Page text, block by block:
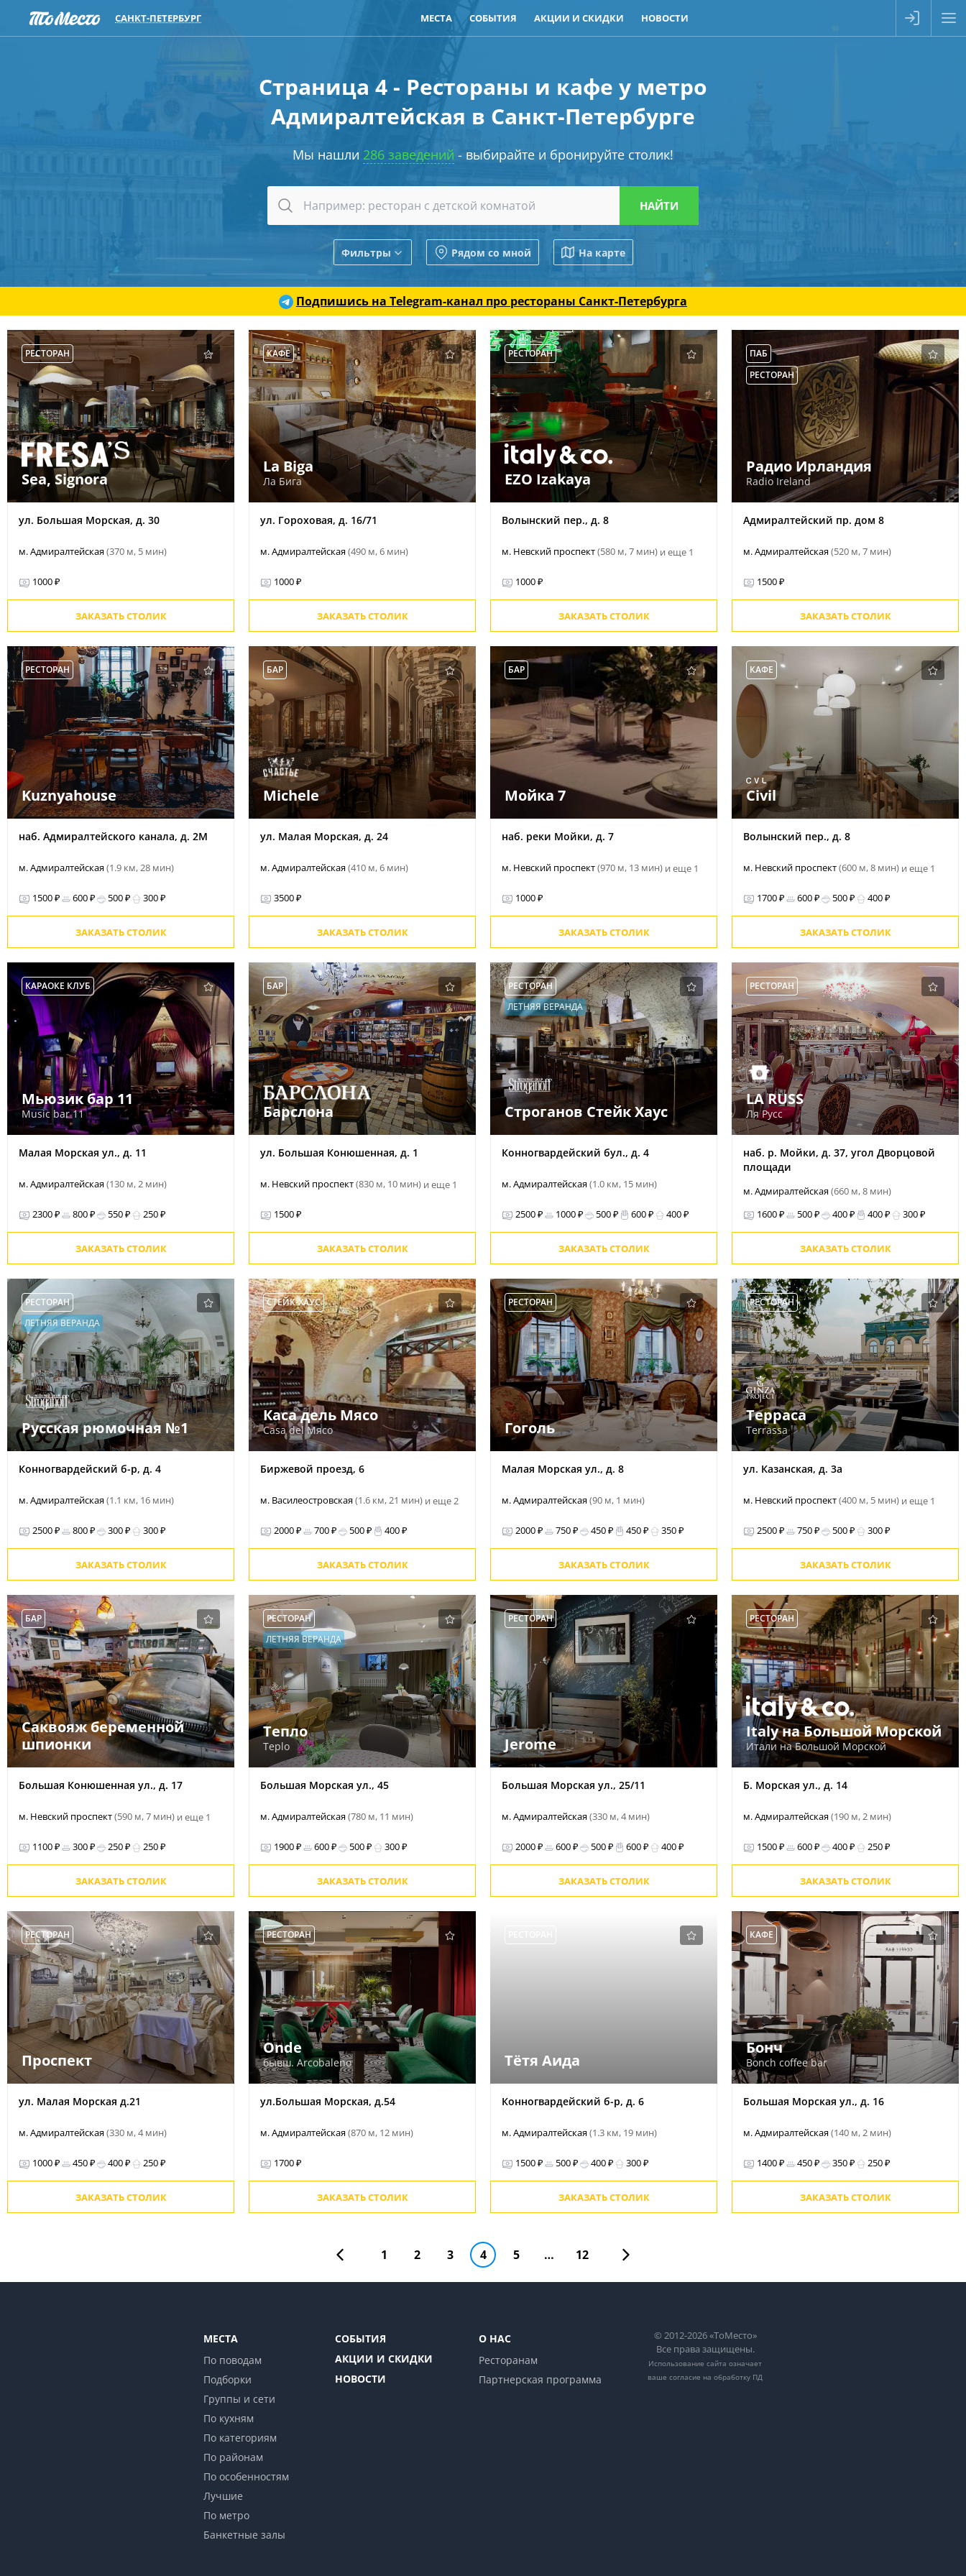
САНКТ-ПЕТЕРБУРГ МЕСТА СОБЫТИЯ АКЦИИ И СКИДКИ НОВОСТИ
Страница 4 - Рестораны и кафе у метро
Адмиралтейская в Санкт-Петербурге
Мы нашли 286 заведений - выбирайте и бронируйте столик!
Фильтры Рядом со мной На карте
Подпишись на Telegram-канал про рестораны Санкт-Петербурга
РЕСТОРАН
Sea, Signora
ул. Большая Морская, д. 30
м. Адмиралтейская(370 м, 5 мин)
1000 ₽
ЗАКАЗАТЬ СТОЛИК
КАФЕ
La Biga
Ла Бига
ул. Гороховая, д. 16/71
м. Адмиралтейская(490 м, 6 мин)
1000 ₽
ЗАКАЗАТЬ СТОЛИК
РЕСТОРАН
EZO Izakaya
Волынский пер., д. 8
м. Невский проспект(580 м, 7 мин) и еще 1
1000 ₽
ЗАКАЗАТЬ СТОЛИК
ПАБ
РЕСТОРАН
Радио Ирландия
Radio Ireland
Адмиралтейский пр. дом 8
м. Адмиралтейская(520 м, 7 мин)
1500 ₽
ЗАКАЗАТЬ СТОЛИК
РЕСТОРАН
Kuznyahouse
наб. Адмиралтейского канала, д. 2М
м. Адмиралтейская(1.9 км, 28 мин)
1500 ₽ 600 ₽ 500 ₽ 300 ₽
ЗАКАЗАТЬ СТОЛИК
БАР
Michele
ул. Малая Морская, д. 24
м. Адмиралтейская(410 м, 6 мин)
3500 ₽
ЗАКАЗАТЬ СТОЛИК
БАР
Мойка 7
наб. реки Мойки, д. 7
м. Невский проспект(970 м, 13 мин) и еще 1
1000 ₽
ЗАКАЗАТЬ СТОЛИК
КАФЕ
Civil
Волынский пер., д. 8
м. Невский проспект(600 м, 8 мин) и еще 1
1700 ₽ 600 ₽ 500 ₽ 400 ₽
ЗАКАЗАТЬ СТОЛИК
КАРАОКЕ КЛУБ
Мьюзик бар 11
Music bar 11
Малая Морская ул., д. 11
м. Адмиралтейская(130 м, 2 мин)
2300 ₽ 800 ₽ 550 ₽ 250 ₽
ЗАКАЗАТЬ СТОЛИК
БАР
Барслона
ул. Большая Конюшенная, д. 1
м. Невский проспект(830 м, 10 мин) и еще 1
1500 ₽
ЗАКАЗАТЬ СТОЛИК
РЕСТОРАН
ЛЕТНЯЯ ВЕРАНДА
Строганов Стейк Хаус
Конногвардейский бул., д. 4
м. Адмиралтейская(1.0 км, 15 мин)
2500 ₽ 1000 ₽ 500 ₽ 600 ₽ 400 ₽
ЗАКАЗАТЬ СТОЛИК
РЕСТОРАН
LA RUSS
Ля Русс
наб. р. Мойки, д. 37, угол Дворцовой
площади
м. Адмиралтейская(660 м, 8 мин)
1600 ₽
500 ₽ 400 ₽ 400 ₽ 300 ₽
ЗАКАЗАТЬ СТОЛИК
РЕСТОРАН
ЛЕТНЯЯ ВЕРАНДА
Русская рюмочная №1
Конногвардейский б-р, д. 4
м. Адмиралтейская(1.1 км, 16 мин)
2500 ₽ 800 ₽ 300 ₽ 300 ₽
ЗАКАЗАТЬ СТОЛИК
СТЕЙК-ХАУС
Каса дель Мясо
Casa del Мясо
Биржевой проезд, 6
м. Василеостровская(1.6 км, 21 мин) и еще 2
2000 ₽ 700 ₽ 500 ₽ 400 ₽
ЗАКАЗАТЬ СТОЛИК
РЕСТОРАН
Гоголь
Малая Морская ул., д. 8
м. Адмиралтейская(90 м, 1 мин)
2000 ₽ 750 ₽ 450 ₽ 450 ₽ 350 ₽
ЗАКАЗАТЬ СТОЛИК
РЕСТОРАН
Терраса
Terrassa
ул. Казанская, д. 3а
м. Невский проспект(400 м, 5 мин) и еще 1
2500 ₽ 750 ₽ 500 ₽ 300 ₽
ЗАКАЗАТЬ СТОЛИК
БАР
Саквояж беременной
шпионки
Большая Конюшенная ул., д. 17
м. Невский проспект(590 м, 7 мин) и еще 1
1100 ₽ 300 ₽ 250 ₽ 250 ₽
ЗАКАЗАТЬ СТОЛИК
РЕСТОРАН
ЛЕТНЯЯ ВЕРАНДА
Тепло
Teplo
Большая Морская ул., 45
м. Адмиралтейская(780 м, 11 мин)
1900 ₽ 600 ₽ 500 ₽ 300 ₽
ЗАКАЗАТЬ СТОЛИК
РЕСТОРАН
Jerome
Большая Морская ул., 25/11
м. Адмиралтейская(330 м, 4 мин)
2000 ₽ 600 ₽ 500 ₽ 600 ₽ 400 ₽
ЗАКАЗАТЬ СТОЛИК
РЕСТОРАН
Italy на Большой Морской
Итали на Большой Морской
Б. Морская ул., д. 14
м. Адмиралтейская(190 м, 2 мин)
1500 ₽ 600 ₽ 400 ₽ 250 ₽
ЗАКАЗАТЬ СТОЛИК
РЕСТОРАН
Проспект
ул. Малая Морская д.21
м. Адмиралтейская(330 м, 4 мин)
1000 ₽ 450 ₽ 400 ₽ 250 ₽
ЗАКАЗАТЬ СТОЛИК
РЕСТОРАН
Onde
бывш. Arcobaleno
ул.Большая Морская, д.54
м. Адмиралтейская(870 м, 12 мин)
1700 ₽
ЗАКАЗАТЬ СТОЛИК
Тётя Аида
Конногвардейский б-р, д. 6
м. Адмиралтейская(1.3 км, 19 мин)
1500 ₽ 500 ₽ 400 ₽ 300 ₽
ЗАКАЗАТЬ СТОЛИК
КАФЕ
Бонч
Bonch coffee bar
Большая Морская ул., д. 16
м. Адмиралтейская(140 м, 2 мин)
1400 ₽ 450 ₽ 350 ₽ 250 ₽
ЗАКАЗАТЬ СТОЛИК
1 2 3 4 5 … 12
МЕСТА
По поводам
Подборки
Группы и сети
По кухням
По категориям
По районам
По особенностям
Лучшие
По метро
Банкетные залы
СОБЫТИЯ
АКЦИИ И СКИДКИ
НОВОСТИ
О НАС
Ресторанам
Партнерская программа
© 2012-2026 «ТоМесто»
Все права защищены.
Использование сайта означает
ваше согласие на обработку ПД